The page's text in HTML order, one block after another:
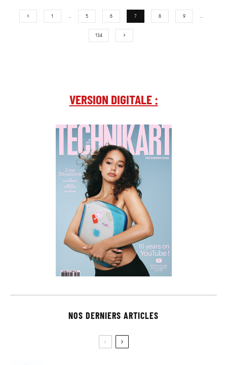
1 5 6 7 8 9
134
VERSION DIGITALE :
NOS DERNIERS ARTICLES